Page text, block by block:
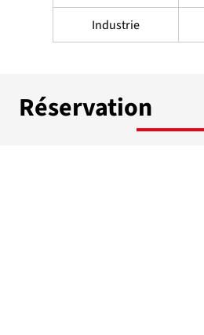
Industrie
Réservation